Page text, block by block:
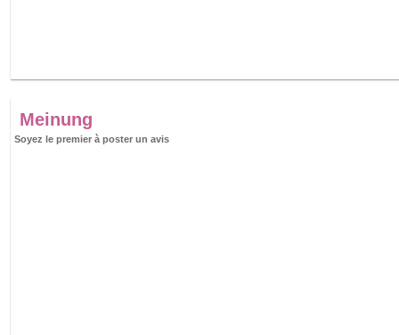
Meinung
Soyez le premier à poster un avis